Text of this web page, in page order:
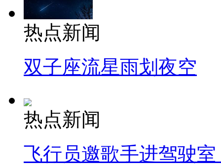
热点新闻
双子座流星雨划夜空
热点新闻
飞行员邀歌手进驾驶